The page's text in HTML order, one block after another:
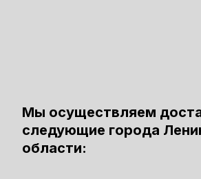
Мы осуществляем
следующие города
области: